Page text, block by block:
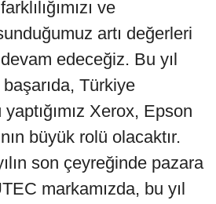
ve
artı değerleri
edeceğiz. Bu yıl
Türkiye
Xerox, Epson
büyük rolü olacaktır.
son çeyreğinde pazara
markamızda, bu yıl